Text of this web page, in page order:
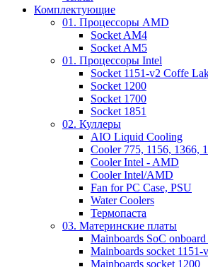
Комплектующие
01. Процессоры AMD
Socket AM4
Socket AM5
01. Процессоры Intel
Socket 1151-v2 Coffe
Socket 1200
Socket 1700
Socket 1851
02. Куллеры
AIO Liquid Cooling
Cooler 775, 1156, 1366,
Cooler Intel - AMD
Cooler Intel/AMD
Fan for PC Case, PSU
Water Coolers
Термопаста
03. Материнские платы
Mainboards SoC onboard
Mainboards socket
Mainboards socket 1200